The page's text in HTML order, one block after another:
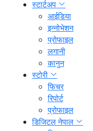
स्टार्टअप
आईडिया
इन्नोभेशन
प्रोफाइल
लगानी
कानुन
स्टोरी
फिचर
रिपोर्ट
प्रोफाइल
डिजिटल नेपाल